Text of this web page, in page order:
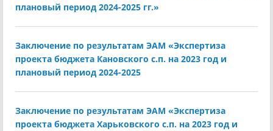
плановый период 2024-2025 гг.»
Заключение по результатам ЭАМ «Экспертиза
проекта бюджета Кановского с.п. на 2023 год и
плановый период 2024-2025
Заключение по результатам ЭАМ «Экспертиза
проекта бюджета Харьковского с.п. на 2023 год и